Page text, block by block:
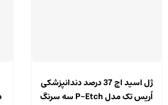
ژل اسید اچ 37 درصد دندانپزشکی
اُریس تک مدل P-Etch سه سرنگ